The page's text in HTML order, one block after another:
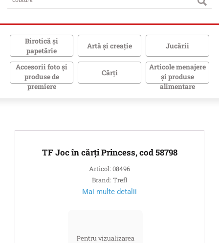
Birotică şi
papetărie
Artă şi creaţie Jucării
Accesorii foto şi
produse de
premiere
Cărţi
Articole menajere
și produse
alimentare
TF Joc în cărți Princess, cod 58798
Articol: 08496
Brand: Trefl
Mai multe detalii
Pentru vizualizarea